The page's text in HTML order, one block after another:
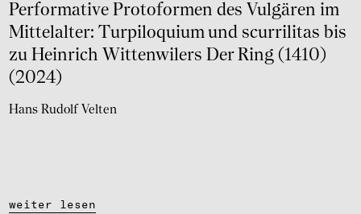
Perfor­ma­tive Proto­for­men des Vulgä­ren im
Mittel­al­ter: Turpi­lo­quium und scur­ri­li­tas bis
zu Hein­rich Witten­wi­lers Der Ring (1410)
(2024)
Hans Rudolf Velten
weiter lesen